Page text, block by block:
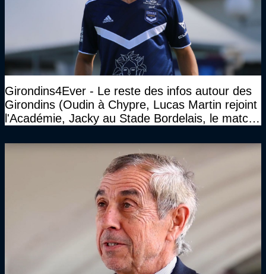
Girondins4Ever - Le reste des infos autour des
Girondins (Oudin à Chypre, Lucas Martin rejoint
l'Académie, Jacky au Stade Bordelais, le match